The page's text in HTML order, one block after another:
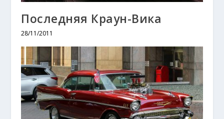
Последняя Краун-Вика
28/11/2011